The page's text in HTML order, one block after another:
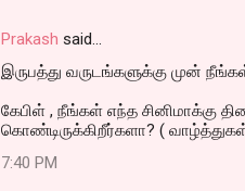
Prakash said…
இருபத்து வருடங்களுக்கு முன்
கேபிள் , நீங்கள் எந்த சினிமாக்கு
கொண்டிருக்கிறீர்களா? (
7:40 PM